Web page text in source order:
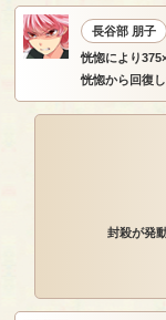
長谷部 朋子
恍惚により
恍惚から回復し
封殺が発